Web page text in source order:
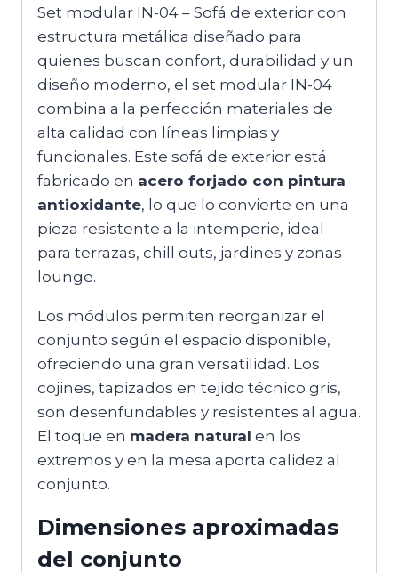
Set modular IN-04 – Sofá de exterior con
estructura metálica diseñado para
quienes buscan confort, durabilidad y un
diseño moderno, el set modular IN-04
combina a la perfección materiales de
alta calidad con líneas limpias y
funcionales. Este sofá de exterior está
fabricado en acero forjado con pintura
antioxidante, lo que lo convierte en una
pieza resistente a la intemperie, ideal
para terrazas, chill outs, jardines y zonas
lounge.
Los módulos permiten reorganizar el
conjunto según el espacio disponible,
ofreciendo una gran versatilidad. Los
cojines, tapizados en tejido técnico gris,
son desenfundables y resistentes al agua.
El toque en madera natural en los
extremos y en la mesa aporta calidez al
conjunto.
Dimensiones aproximadas
del conjunto